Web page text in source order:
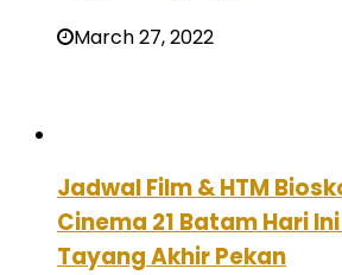
March 27, 2022
Jadwal Film & HTM
Cinema 21 Batam Hari
Tayang Akhir Pekan